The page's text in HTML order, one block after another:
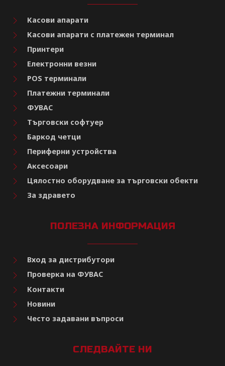
Касови апарати
Касови апарати с платежен терминал
Принтери
Електронни везни
POS терминали
Платежни терминали
ФУВАС
Търговски софтуер
Баркод четци
Периферни устройства
Аксесоари
Цялостно оборудване за търговски обекти
За здравето
ПОЛЕЗНА ИНФОРМАЦИЯ
Вход за дистрибутори
Проверка на ФУВАС
Контакти
Новини
Често задавани въпроси
СЛЕДВАЙТЕ НИ